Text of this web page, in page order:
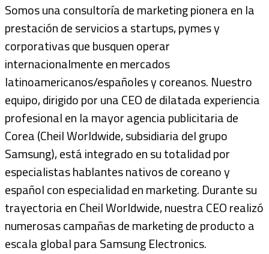
Somos una consultoría de marketing pionera en la
prestación de servicios a startups, pymes y
corporativas que busquen operar
internacionalmente en mercados
latinoamericanos/españoles y coreanos. Nuestro
equipo, dirigido por una CEO de dilatada experiencia
profesional en la mayor agencia publicitaria de
Corea (Cheil Worldwide, subsidiaria del grupo
Samsung), está integrado en su totalidad por
especialistas hablantes nativos de coreano y
español con especialidad en marketing. Durante su
trayectoria en Cheil Worldwide, nuestra CEO realizó
numerosas campañas de marketing de producto a
escala global para Samsung Electronics.